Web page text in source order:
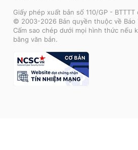
Giấy phép xuất bản số 110/GP -
© 2003-2026 Bản quyền thuộc về Báo
Cấm sao chép dưới mọi hình thức nếu
bằng văn bản.